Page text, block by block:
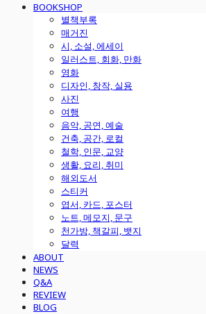
BOOKSHOP
별책부록
매거진
시, 소설, 에세이
일러스트, 회화, 만화
영화
디자인, 창작, 실용
사진
여행
음악, 공연, 예술
건축, 공간, 로컬
철학, 인문, 교양
생활, 요리, 취미
해외도서
스티커
엽서, 카드, 포스터
노트, 메모지, 문구
천가방, 책갈피, 뱃지
달력
ABOUT
NEWS
Q&A
REVIEW
BLOG